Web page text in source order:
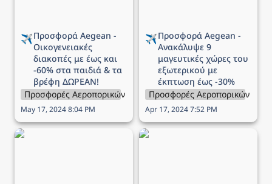
✈️
Οικογενειακές
διακοπές με έως και
-60% στα παιδιά & τα
βρέφη ΔΩΡΕΑΝ!
Προσφορές Αεροπορικών Εταιρειών
May 17, 2024 8:04 PM
✈️Προσφορά Aegean -
Ανακάλυψε 9
μαγευτικές χώρες του
εξωτερικού με
έκπτωση έως -30%
Προσφορές Αεροπορικών
Apr 17, 2024 7:52 PM
Προσφορά Aegean - 9
Προσφορά Ryanair -